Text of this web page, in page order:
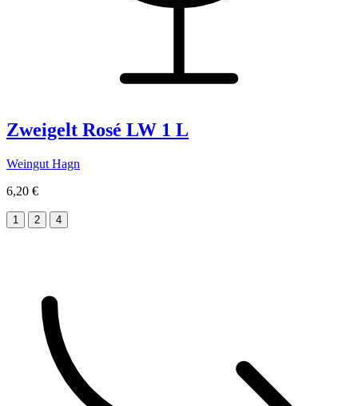
Zweigelt Rosé LW 1 L
Weingut Hagn
6,20 €
1 2 4